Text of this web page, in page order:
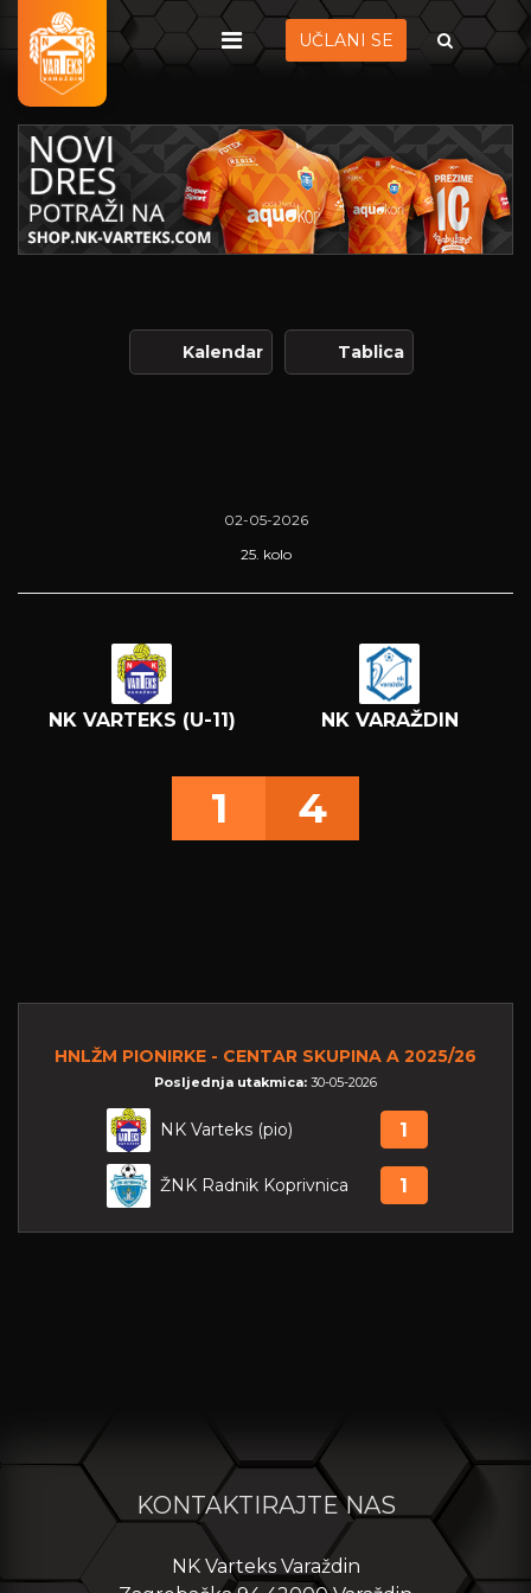
UČLANI SE
Kalendar Tablica
02-05-2026
25. kolo
NK VARTEKS (U-11) NK VARAŽDIN
1 4
HNLŽM PIONIRKE - CENTAR SKUPINA A 2025/26
Posljednja utakmica: 30-05-2026
NK Varteks (pio) 1
ŽNK Radnik Koprivnica 1
KONTAKTIRAJTE NAS
NK Varteks Varaždin